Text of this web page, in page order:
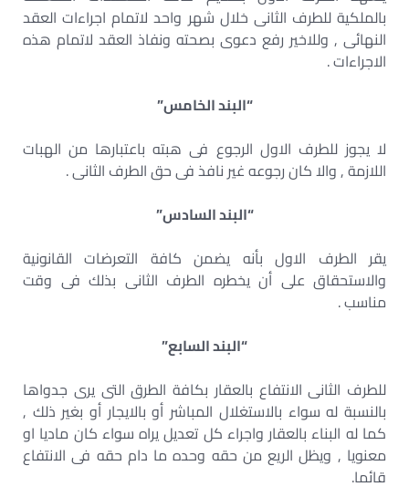
بالملكية للطرف الثانى خلال شهر واحد لاتمام اجراءات العقد
النهائى , وللاخير رفع دعوى بصحته ونفاذ العقد لاتمام هذه
الاجراءات .
“البند الخامس”
لا يجوز للطرف الاول الرجوع فى هبته باعتبارها من الهبات
اللازمة , والا كان رجوعه غير نافذ فى حق الطرف الثانى .
“البند السادس”
يقر الطرف الاول بأنه يضمن كافة التعرضات القانونية
والاستحقاق على أن يخطره الطرف الثانى بذلك فى وقت
مناسب .
“البند السابع”
للطرف الثانى الانتفاع بالعقار بكافة الطرق التى يرى جدواها
بالنسبة له سواء بالاستغلال المباشر أو بالايجار أو بغير ذلك ,
كما له البناء بالعقار واجراء كل تعديل يراه سواء كان ماديا او
معنويا , ويظل الريع من حقه وحده ما دام حقه فى الانتفاع
قائما.